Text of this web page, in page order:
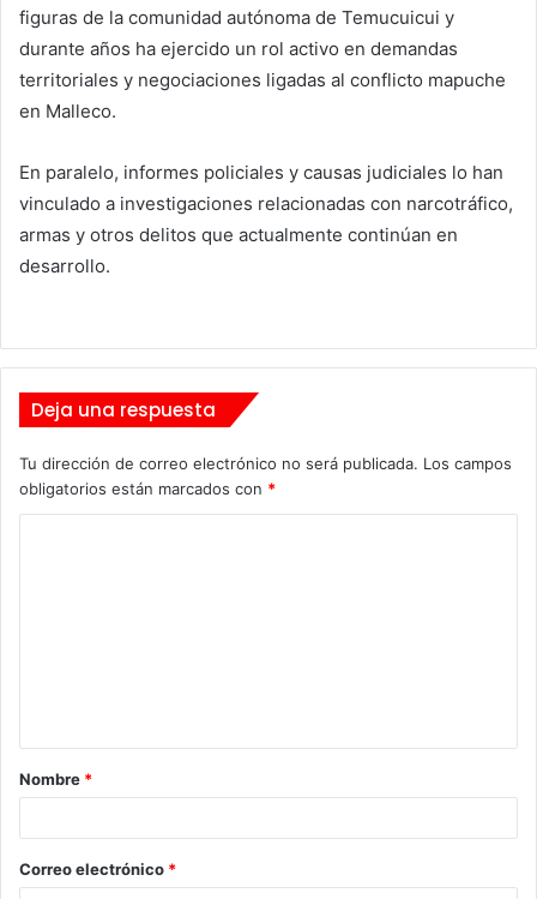
figuras de la comunidad autónoma de Temucuicui y
durante años ha ejercido un rol activo en demandas
territoriales y negociaciones ligadas al conflicto mapuche
en Malleco.
En paralelo, informes policiales y causas judiciales lo han
vinculado a investigaciones relacionadas con narcotráfico,
armas y otros delitos que actualmente continúan en
desarrollo.
Deja una respuesta
Tu dirección de correo electrónico no será publicada. Los campos
obligatorios están marcados con *
a
r
*
Nombre *
Correo electrónico *